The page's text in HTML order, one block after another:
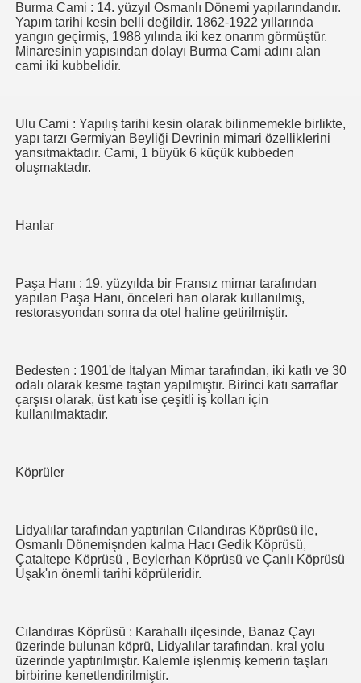
Burma Cami : 14. yüzyıl Osmanlı Dönemi yapılarındandır.
Yapım tarihi kesin belli değildir. 1862-1922 yıllarında
yangın geçirmiş, 1988 yılında iki kez onarım görmüştür.
Minaresinin yapısından dolayı Burma Cami adını alan
cami iki kubbelidir.
Ulu Cami : Yapılış tarihi kesin olarak bilinmemekle birlikte,
yapı tarzı Germiyan Beyliği Devrinin mimari özelliklerini
yansıtmaktadır. Cami, 1 büyük 6 küçük kubbeden
oluşmaktadır.
Hanlar
Paşa Hanı : 19. yüzyılda bir Fransız mimar tarafından
yapılan Paşa Hanı, önceleri han olarak kullanılmış,
restorasyondan sonra da otel haline getirilmiştir.
Bedesten : 1901'de İtalyan Mimar tarafından, iki katlı ve 30
odalı olarak kesme taştan yapılmıştır. Birinci katı sarraflar
çarşısı olarak, üst katı ise çeşitli iş kolları için
kullanılmaktadır.
Köprüler
Lidyalılar tarafından yaptırılan Cılandıras Köprüsü ile,
Osmanlı Dönemişnden kalma Hacı Gedik Köprüsü,
Çataltepe Köprüsü , Beylerhan Köprüsü ve Çanlı Köprüsü
Uşak'ın önemli tarihi köprüleridir.
Cılandıras Köprüsü : Karahallı ilçesinde, Banaz Çayı
üzerinde bulunan köprü, Lidyalılar tarafından, kral yolu
üzerinde yaptırılmıştır. Kalemle işlenmiş kemerin taşları
birbirine kenetlendirilmiştir.